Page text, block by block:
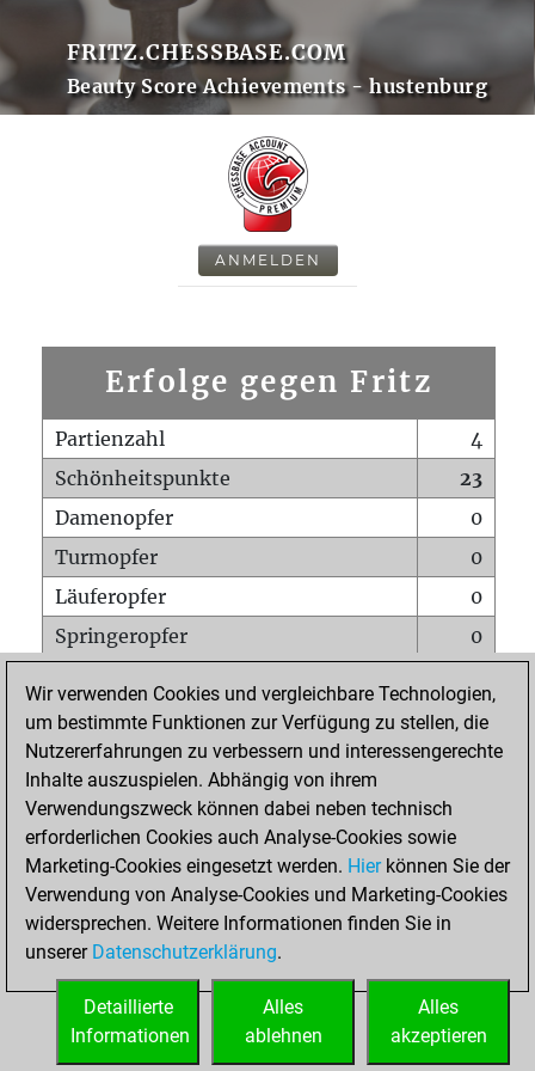
FRITZ.CHESSBASE.COM
Beauty Score Achievements - hustenburg
ANMELDEN
Erfolge gegen Fritz
Partienzahl
4
Schönheitspunkte
23
Damenopfer
0
Turmopfer
0
Läuferopfer
0
Springeropfer
0
Matt auf vollem Brett
0
Bauer setzt Matt
0
Erstickte Matts
Unterverwandlungen
Türme auf der siebten
0
STARTSEITE
Wir verwenden Cookies und vergleichbare Technologien,
um bestimmte Funktionen zur Verfügung zu stellen, die
Nutzererfahrungen zu verbessern und interessengerechte
Inhalte auszuspielen. Abhängig von ihrem
Verwendungszweck können dabei neben technisch
erforderlichen Cookies auch Analyse-Cookies sowie
Marketing-Cookies eingesetzt werden. Hierkönnen Sie der
Verwendung von Analyse-Cookies und Marketing-Cookies
widersprechen. Weitere Informationen finden Sie in
unserer Datenschutzerklärung.
Alles
akzeptieren
Alles
ablehnen
Detaillierte
Informationen